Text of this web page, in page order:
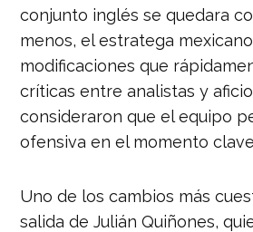
conjunto inglés se quedara
menos, el estratega
modificaciones que
críticas entre analistas y
consideraron que el equipo
ofensiva en el momento
Uno de los cambios más
salida de Julián Quiñones,